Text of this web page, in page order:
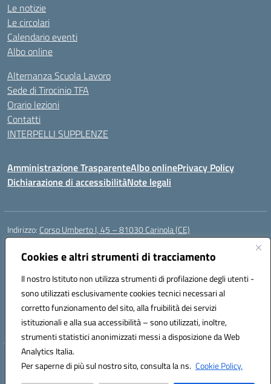
Cookies e altri strumenti di tracciamento
Il nostro Istituto non utilizza strumenti di profilazione degli utenti -
sono utilizzati esclusivamente cookies tecnici necessari al
corretto funzionamento del sito, alla fruibilità dei servizi
istituzionali e alla sua accessibilità – sono utilizzati, inoltre,
strumenti statistici anonimizzati messi a disposizione da Web
Analytics Italia.
Per saperne di più sul nostro sito, consulta la ns. Cookie Policy.
Le notizie
Le circolari
Calendario eventi
Albo online
Alternanza Scuola Lavoro
Sede di Tirocinio TFA
Orario lezioni
Contatti
INTERPELLI SUPPLENZE
Amministrazione TrasparenteAlbo onlinePrivacy Policy
Dichiarazione di accessibilitàNote legali
Indirizzo: Corso Umberto I, 45 – 81030 Carinola (CE)
Centralino:
Posta elettronica certificata (PEC):ceic88700p@pec.istruzione.it
Codice fiscale: 95014250617
Codice meccanografico:CEIC88700P
Codice Indice delle Pubbliche Amministrazioni (IPA): istsc_ceic88700p
Codice unico di fatturazione (CUF): UFBPW4
Hosting & Powered by 3D Solution S.r.l.
Concept & Design by Designers Italia